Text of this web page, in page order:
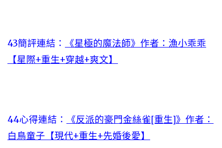
43簡評連結：
《星極的魔法師》作者：漁小乖乖
【星際+重生+穿越+爽文】
44心得連結：
《反派的豪門金絲雀[重生]》作者：
白鳥童子【現代+重生+先婚後愛】